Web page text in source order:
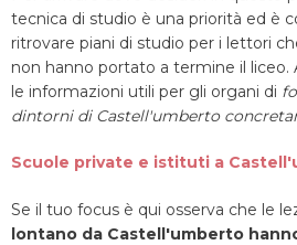
tecnica di studio è una priorità ed è
ritrovare piani di studio per i lettori
non hanno portato a termine il liceo.
le informazioni utili per gli organi di
dintorni di Castell'umberto
Scuole private e istituti a
Se il tuo focus è qui osserva che le
lontano da Castell'umberto